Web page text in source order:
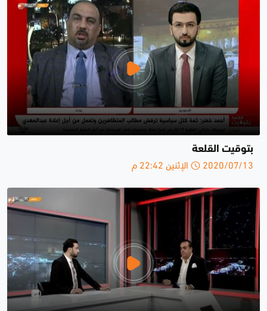
بتوقيت القلعة
2020/07/13 الإثنين 22:42 م